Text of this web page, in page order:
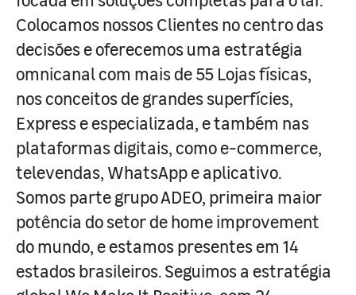
Colocamos nossos Clientes no centro das
decisões e oferecemos uma estratégia
omnicanal com mais de 55 Lojas físicas,
nos conceitos de grandes superfícies,
Express e especializada, e também nas
plataformas digitais, como e-commerce,
televendas, WhatsApp e aplicativo.
Somos parte grupo ADEO, primeira maior
potência do setor de home improvement
do mundo, e estamos presentes em 14
estados brasileiros. Seguimos a estratégia